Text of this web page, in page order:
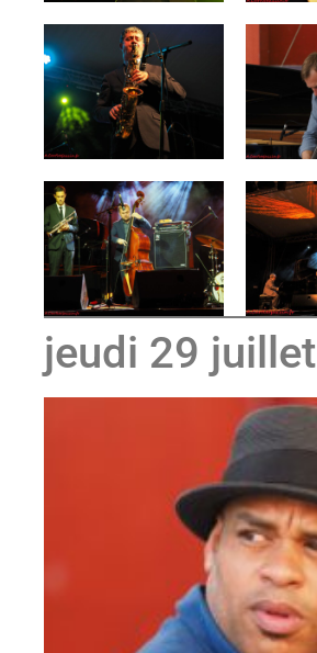
jeudi 29 juillet